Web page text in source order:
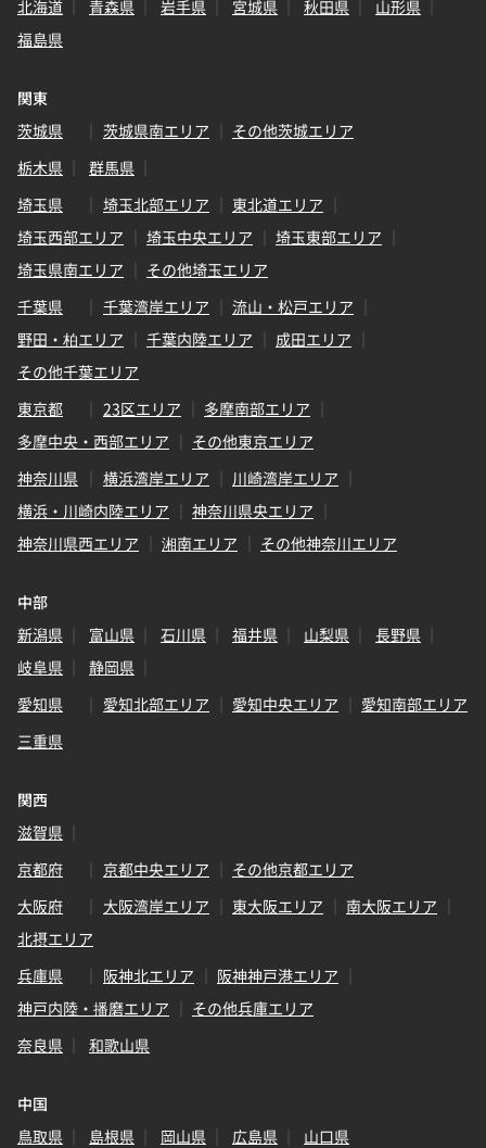
北海道
青森県 岩手県 宮城県 秋田県
山形県
福島県
関東
茨城県
茨城県南エリア
その他茨城エリア
栃木県
群馬県
埼玉県
埼玉北部エリア
東北道エリア
埼玉西部エリア
埼玉中央エリア
埼玉東部エリア
埼玉県南エリア
その他埼玉エリア
千葉県
千葉湾岸エリア
流山・松戸エリア
野田・柏エリア
千葉内陸エリア
成田エリア
その他千葉エリア
東京都
23区エリア
多摩南部エリア
多摩中央・西部エリア
その他東京エリア
神奈川県
横浜湾岸エリア
川崎湾岸エリア
横浜・川崎内陸エリア
神奈川県央エリア
神奈川県西エリア
湘南エリア その他神奈川エリア
中部
新潟県
富山県 石川県 福井県 山梨県
長野県
岐阜県
静岡県
愛知県
愛知北部エリア 愛知中央エリア
愛知南部エリア
三重県
関西
滋賀県
京都府
京都中央エリア
その他京都エリア
大阪府
大阪湾岸エリア 東大阪エリア
南大阪エリア
北摂エリア
兵庫県
阪神北エリア
阪神神戸港エリア
神戸内陸・播磨エリア
その他兵庫エリア
奈良県
和歌山県
中国
鳥取県
島根県 岡山県 広島県 山口県